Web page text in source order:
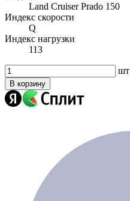
Land Cruiser Prado 150
Индекс скорости
Q
Индекс нагрузки
113
шт
В корзину